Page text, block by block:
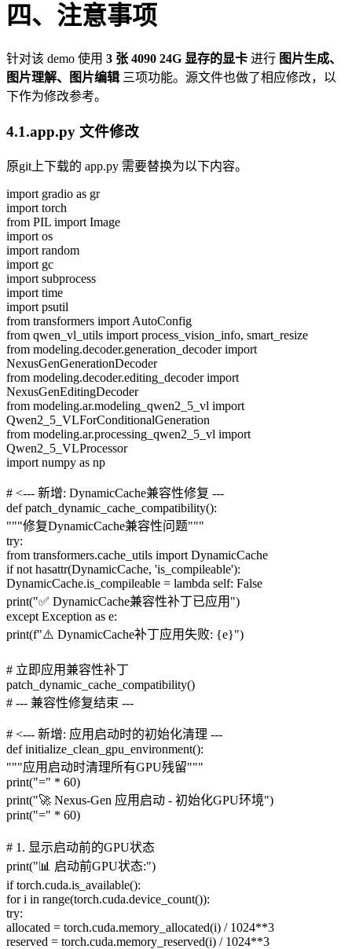
四、注意事项
针对该 demo 使用 3 张 4090 24G 显存的显卡 进行 图片生成、
图片理解、图片编辑 三项功能。源文件也做了相应修改，以
下作为修改参考。
4.1.app.py 文件修改
原git上下载的 app.py 需要替换为以下内容。
import gradio as gr
import torch
from PIL import Image
import os
import random
import gc
import subprocess
import time
import psutil
from transformers import AutoConfig
from qwen_vl_utils import process_vision_info, smart_resize
from modeling.decoder.generation_decoder import
NexusGenGenerationDecoder
from modeling.decoder.editing_decoder import
NexusGenEditingDecoder
from modeling.ar.modeling_qwen2_5_vl import
Qwen2_5_VLForConditionalGeneration
from modeling.ar.processing_qwen2_5_vl import
Qwen2_5_VLProcessor
import numpy as np
# <--- 新增: DynamicCache兼容性修复 ---
def patch_dynamic_cache_compatibility():
"""修复DynamicCache兼容性问题"""
try:
from transformers.cache_utils import DynamicCache
if not hasattr(DynamicCache, 'is_compileable'):
DynamicCache.is_compileable = lambda self: False
print("✅ DynamicCache兼容性补丁已应用")
except Exception as e:
print(f"⚠️ DynamicCache补丁应用失败: {e}")
# 立即应用兼容性补丁
patch_dynamic_cache_compatibility()
# --- 兼容性修复结束 ---
# <--- 新增: 应用启动时的初始化清理 ---
def initialize_clean_gpu_environment():
"""应用启动时清理所有GPU残留"""
print("=" * 60)
print("🚀 Nexus-Gen 应用启动 - 初始化GPU环境")
print("=" * 60)
# 1. 显示启动前的GPU状态
print("📊 启动前GPU状态:")
if torch.cuda.is_available():
for i in range(torch.cuda.device_count()):
try:
allocated = torch.cuda.memory_allocated(i) / 1024**3
reserved = torch.cuda.memory_reserved(i) / 1024**3